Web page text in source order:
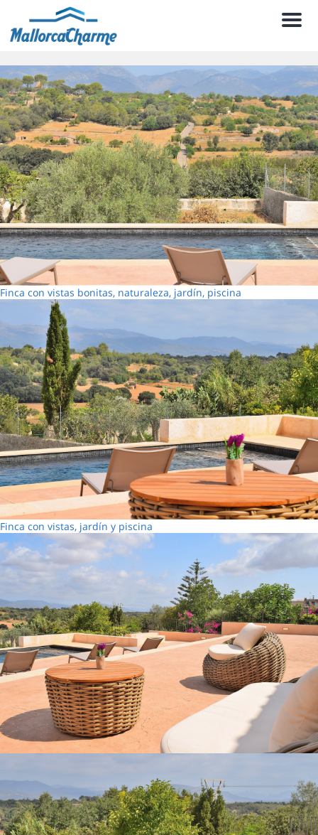
Menu
Finca con vistas bonitas, naturaleza, jardín, piscina
Finca con vistas, jardín y piscina